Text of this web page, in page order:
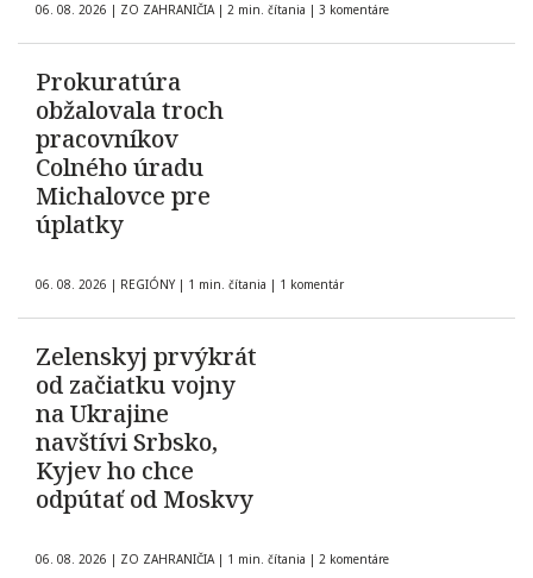
06. 08. 2026 | ZO ZAHRANIČIA | 2 min. čítania | 3 komentáre
Prokuratúra
obžalovala troch
pracovníkov
Colného úradu
Michalovce pre
úplatky
06. 08. 2026 | REGIÓNY | 1 min. čítania | 1 komentár
Zelenskyj prvýkrát
od začiatku vojny
na Ukrajine
navštívi Srbsko,
Kyjev ho chce
odpútať od Moskvy
06. 08. 2026 | ZO ZAHRANIČIA | 1 min. čítania | 2 komentáre